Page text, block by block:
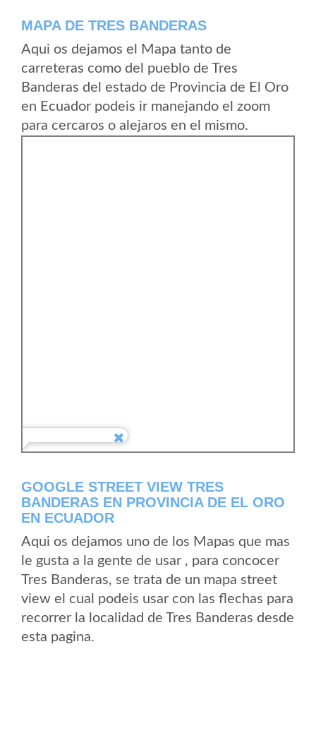
MAPA DE TRES BANDERAS
Aqui os dejamos el Mapa tanto de
carreteras como del pueblo de Tres
Banderas del estado de Provincia de El Oro
en Ecuador podeis ir manejando el zoom
para cercaros o alejaros en el mismo.
GOOGLE STREET VIEW TRES
BANDERAS EN PROVINCIA DE EL ORO
EN ECUADOR
Aqui os dejamos uno de los Mapas que mas
le gusta a la gente de usar , para concocer
Tres Banderas, se trata de un mapa street
view el cual podeis usar con las flechas para
recorrer la localidad de Tres Banderas desde
esta pagina.